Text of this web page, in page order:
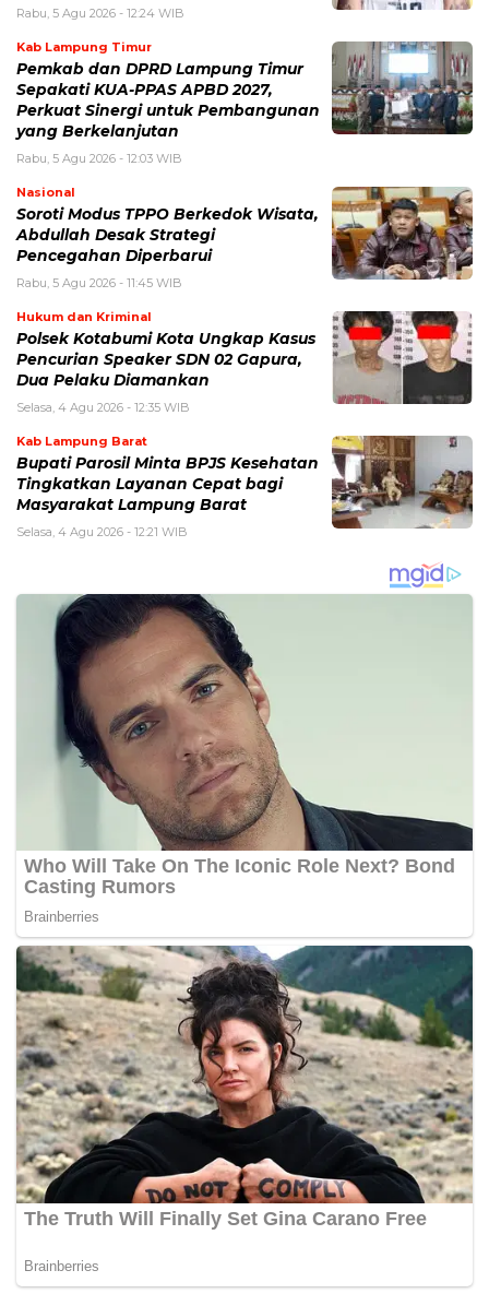
Rabu, 5 Agu 2026 - 12:24 WIB
Kab Lampung Timur
Pemkab dan DPRD Lampung Timur
Sepakati KUA-PPAS APBD 2027,
Perkuat Sinergi untuk Pembangunan
yang Berkelanjutan
Rabu, 5 Agu 2026 - 12:03 WIB
Nasional
Soroti Modus TPPO Berkedok Wisata,
Abdullah Desak Strategi
Pencegahan Diperbarui
Rabu, 5 Agu 2026 - 11:45 WIB
Hukum dan Kriminal
Polsek Kotabumi Kota Ungkap Kasus
Pencurian Speaker SDN 02 Gapura,
Dua Pelaku Diamankan
Selasa, 4 Agu 2026 - 12:35 WIB
Kab Lampung Barat
Bupati Parosil Minta BPJS Kesehatan
Tingkatkan Layanan Cepat bagi
Masyarakat Lampung Barat
Selasa, 4 Agu 2026 - 12:21 WIB